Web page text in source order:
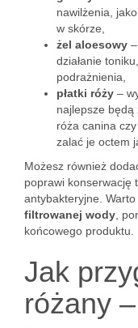
nawilżenia,
w skórze,
żel aloesowy
działanie
podrażnienia,
płatki róży –
najlepsze
róża canina
zalać je octem
Możesz również
poprawi konserwację
antybakteryjne.
filtrowanej wody ,
końcowego produktu.
Jak
różany